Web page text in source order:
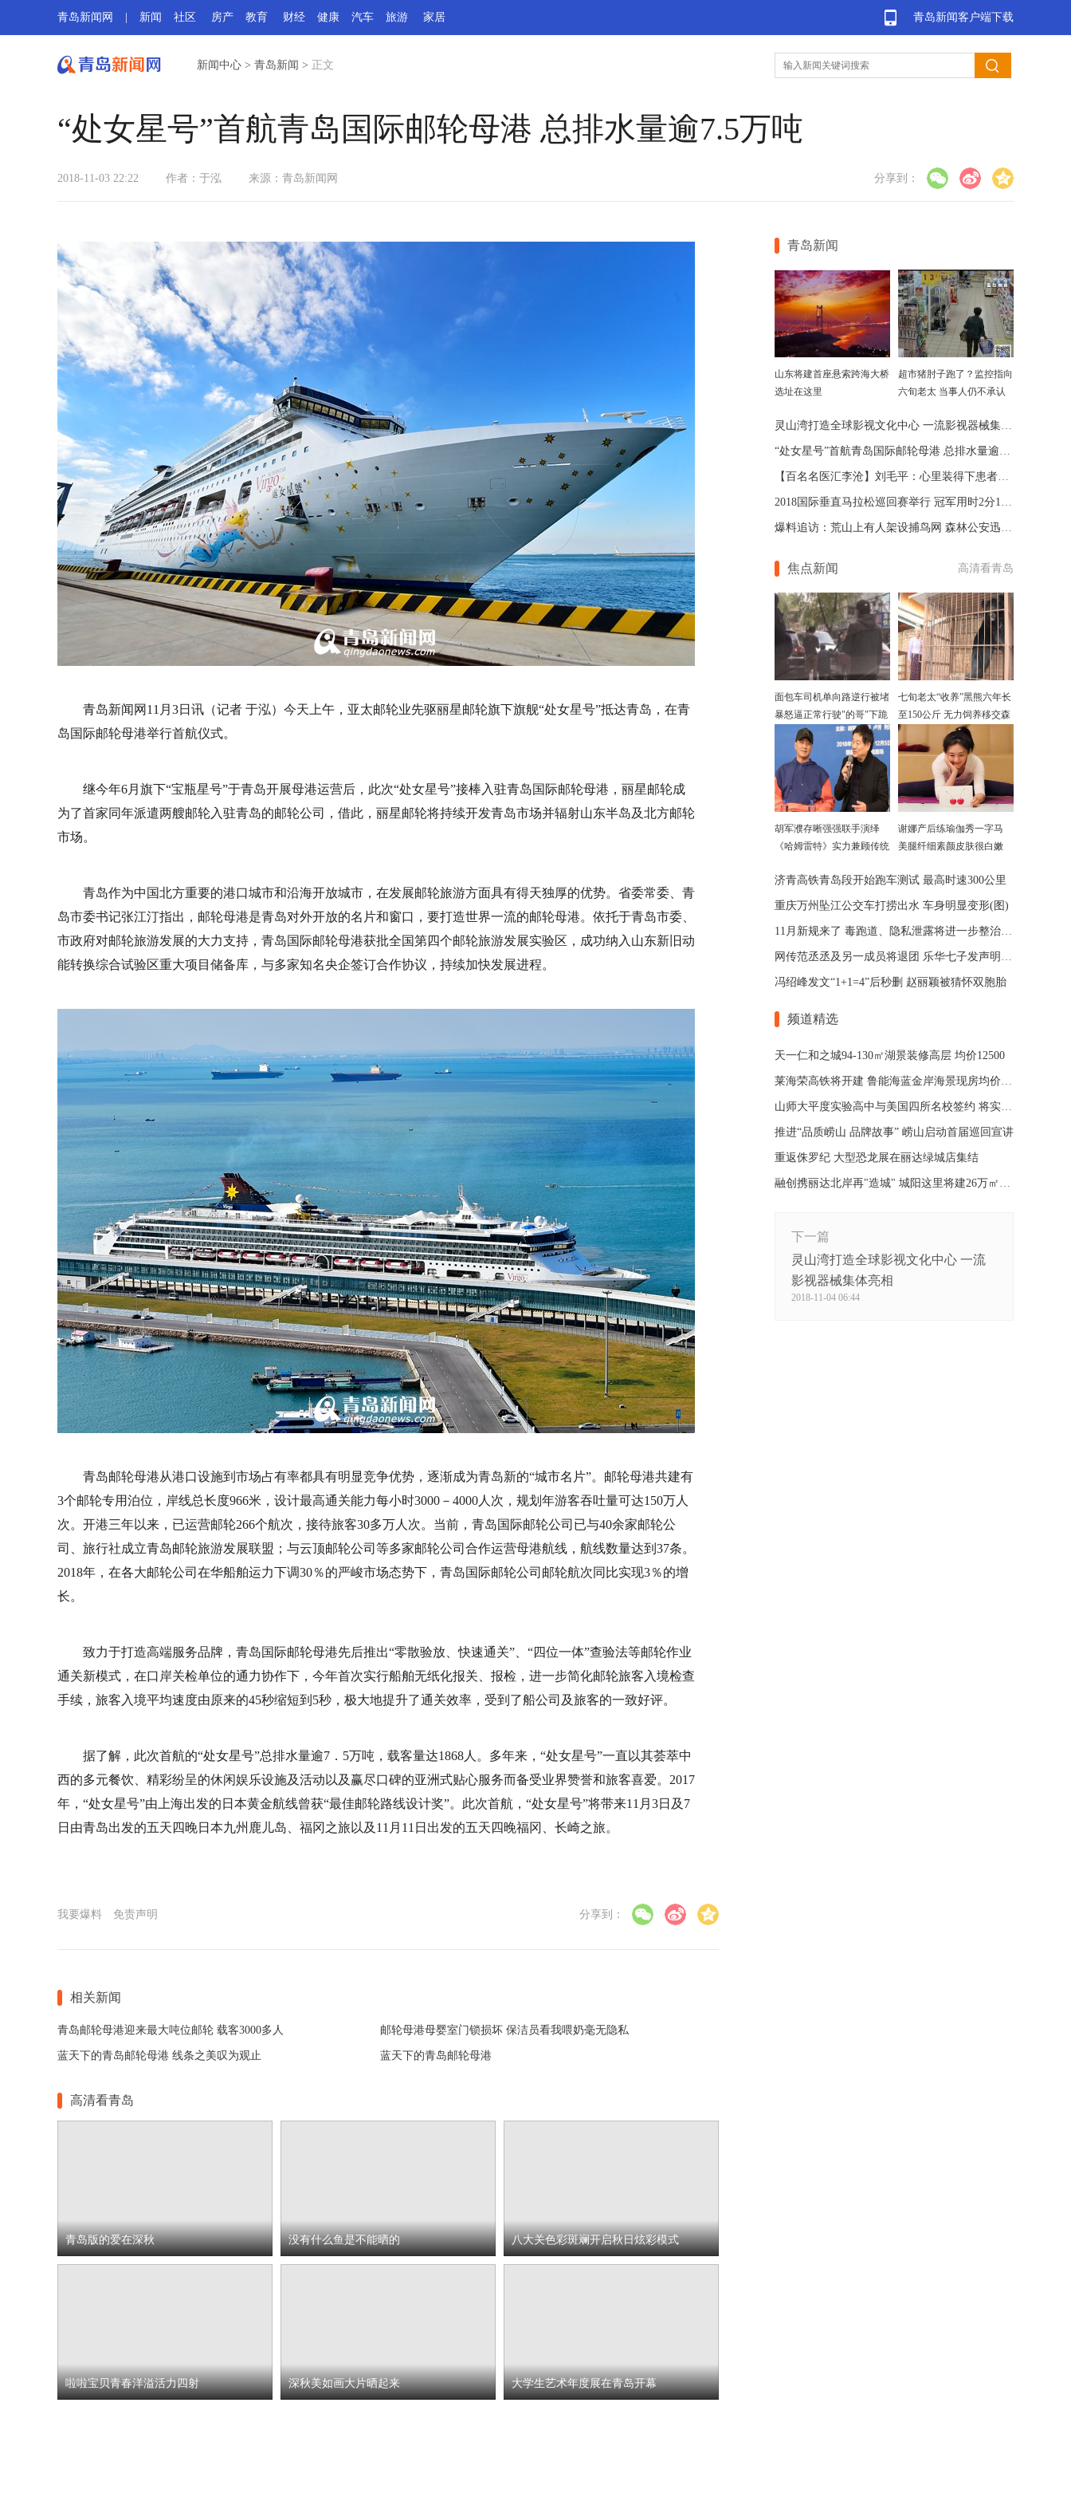
青岛新闻客户端下载
青岛新闻网 新闻 社区 房产 教育 财经 健康 汽车 旅游 家居
新闻中心 > 青岛新闻 > 正文
“处女星号”首航青岛国际邮轮母港 总排水量逾7.5万吨
2018-11-03 22:22 作者：于泓 来源：青岛新闻网 分享到：
青岛新闻网11月3日讯（记者 于泓）今天上午，亚太邮轮业先驱丽星邮轮旗下旗舰“处女星号”抵达青岛，在青
岛国际邮轮母港举行首航仪式。
继今年6月旗下“宝瓶星号”于青岛开展母港运营后，此次“处女星号”接棒入驻青岛国际邮轮母港，丽星邮轮成
为了首家同年派遣两艘邮轮入驻青岛的邮轮公司，借此，丽星邮轮将持续开发青岛市场并辐射山东半岛及北方邮轮
市场。
青岛作为中国北方重要的港口城市和沿海开放城市，在发展邮轮旅游方面具有得天独厚的优势。省委常委、青
岛市委书记张江汀指出，邮轮母港是青岛对外开放的名片和窗口，要打造世界一流的邮轮母港。依托于青岛市委、
市政府对邮轮旅游发展的大力支持，青岛国际邮轮母港获批全国第四个邮轮旅游发展实验区，成功纳入山东新旧动
能转换综合试验区重大项目储备库，与多家知名央企签订合作协议，持续加快发展进程。
青岛邮轮母港从港口设施到市场占有率都具有明显竞争优势，逐渐成为青岛新的“城市名片”。邮轮母港共建有
3个邮轮专用泊位，岸线总长度966米，设计最高通关能力每小时3000－4000人次，规划年游客吞吐量可达150万人
次。开港三年以来，已运营邮轮266个航次，接待旅客30多万人次。当前，青岛国际邮轮公司已与40余家邮轮公
司、旅行社成立青岛邮轮旅游发展联盟；与云顶邮轮公司等多家邮轮公司合作运营母港航线，航线数量达到37条。
2018年，在各大邮轮公司在华船舶运力下调30％的严峻市场态势下，青岛国际邮轮公司邮轮航次同比实现3％的增
长。
致力于打造高端服务品牌，青岛国际邮轮母港先后推出“零散验放、快速通关”、“四位一体”查验法等邮轮作业
通关新模式，在口岸关检单位的通力协作下，今年首次实行船舶无纸化报关、报检，进一步简化邮轮旅客入境检查
手续，旅客入境平均速度由原来的45秒缩短到5秒，极大地提升了通关效率，受到了船公司及旅客的一致好评。
据了解，此次首航的“处女星号”总排水量逾7．5万吨，载客量达1868人。多年来，“处女星号”一直以其荟萃中
西的多元餐饮、精彩纷呈的休闲娱乐设施及活动以及赢尽口碑的亚洲式贴心服务而备受业界赞誉和旅客喜爱。2017
年，“处女星号”由上海出发的日本黄金航线曾获“最佳邮轮路线设计奖”。此次首航，“处女星号”将带来11月3日及7
日由青岛出发的五天四晚日本九州鹿儿岛、福冈之旅以及11月11日出发的五天四晚福冈、长崎之旅。
我要爆料 免责声明 分享到：
相关新闻
青岛邮轮母港迎来最大吨位邮轮 载客3000多人 邮轮母港母婴室门锁损坏 保洁员看我喂奶毫无隐私
蓝天下的青岛邮轮母港 线条之美叹为观止 蓝天下的青岛邮轮母港
高清看青岛
青岛版的爱在深秋 没有什么鱼是不能晒的 八大关色彩斑斓开启秋日炫彩模式
啦啦宝贝青春洋溢活力四射 深秋美如画大片晒起来 大学生艺术年度展在青岛开幕
青岛新闻
山东将建首座悬索跨海大桥
选址在这里
超市猪肘子跑了？监控指向
六旬老太 当事人仍不承认
灵山湾打造全球影视文化中心 一流影视器械集体亮相
“处女星号”首航青岛国际邮轮母港 总排水量逾7.5万吨
【百名名医汇李沧】刘毛平：心里装得下患者才是大医生
2018国际垂直马拉松巡回赛举行 冠军用时2分15秒
爆料追访：荒山上有人架设捕鸟网 森林公安迅速出击拆除
焦点新闻 高清看青岛
面包车司机单向路逆行被堵
暴怒逼正常行驶"的哥"下跪
七旬老太“收养”黑熊六年长
至150公斤 无力饲养移交森
警
胡军濮存晰强强联手演绎
《哈姆雷特》实力兼顾传统
谢娜产后练瑜伽秀一字马
美腿纤细素颜皮肤很白嫩
济青高铁青岛段开始跑车测试 最高时速300公里
重庆万州坠江公交车打捞出水 车身明显变形(图)
11月新规来了 毒跑道、隐私泄露将进一步整治(图)
网传范丞丞及另一成员将退团 乐华七子发声明辟谣
冯绍峰发文“1+1=4”后秒删 赵丽颖被猜怀双胞胎
频道精选
天一仁和之城94-130㎡湖景装修高层 均价12500
莱海荣高铁将开建 鲁能海蓝金岸海景现房均价7500
山师大平度实验高中与美国四所名校签约 将实现师资共享
推进“品质崂山 品牌故事” 崂山启动首届巡回宣讲
重返侏罗纪 大型恐龙展在丽达绿城店集结
融创携丽达北岸再"造城" 城阳这里将建26万㎡大型社区
下一篇
灵山湾打造全球影视文化中心 一流
影视器械集体亮相
2018-11-04 06:44